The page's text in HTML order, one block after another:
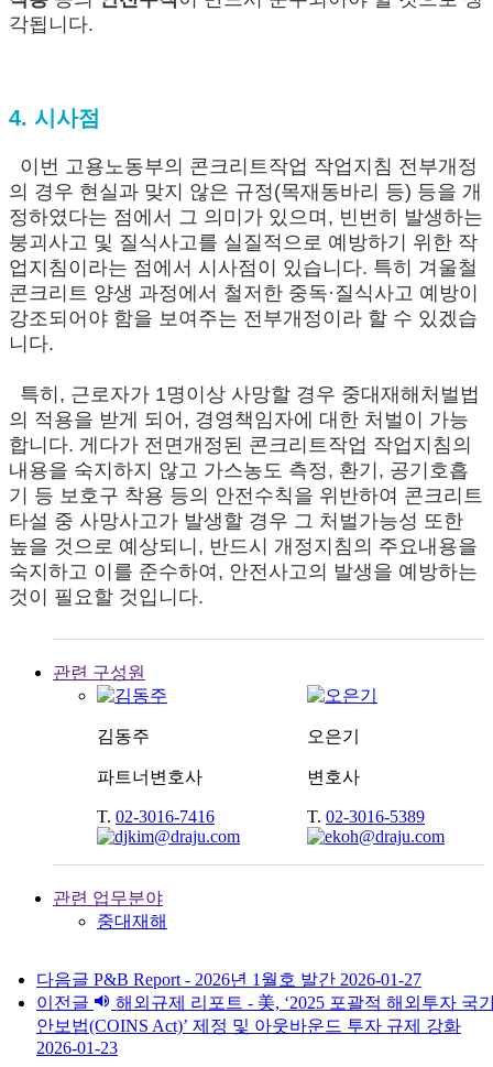
각됩니다.
4. 시사점
이번 고용노동부의 콘크리트작업 작업지침 전부개정
의 경우 현실과 맞지 않은 규정(목재동바리 등) 등을 개
정하였다는 점에서 그 의미가 있으며, 빈번히 발생하는
붕괴사고 및 질식사고를 실질적으로 예방하기 위한 작
업지침이라는 점에서 시사점이 있습니다. 특히 겨울철
콘크리트 양생 과정에서 철저한 중독·질식사고 예방이
강조되어야 함을 보여주는 전부개정이라 할 수 있겠습
니다.
특히, 근로자가 1명이상 사망할 경우 중대재해처벌법
의 적용을 받게 되어, 경영책임자에 대한 처벌이 가능
합니다. 게다가 전면개정된 콘크리트작업 작업지침의
내용을 숙지하지 않고 가스농도 측정, 환기, 공기호흡
기 등 보호구 착용 등의 안전수칙을 위반하여 콘크리트
타설 중 사망사고가 발생할 경우 그 처벌가능성 또한
높을 것으로 예상되니, 반드시 개정지침의 주요내용을
숙지하고 이를 준수하여, 안전사고의 발생을 예방하는
것이 필요할 것입니다.
관련 구성원
김동주
파트너변호사
T. 02-3016-7416
오은기
변호사
T. 02-3016-5389
관련 업무분야
중대재해
다음글 P&B Report - 2026년 1월호 발간 2026-01-27
이전글
해외규제 리포트 - 美, ‘2025 포괄적 해외투자 국
안보법(COINS Act)’ 제정 및 아웃바운드 투자 규제 강화
2026-01-23